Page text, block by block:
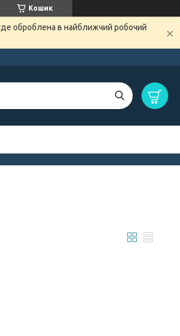
Кошик
оброблена в найближчий робочий